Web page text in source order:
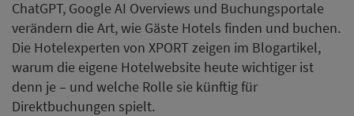
ChatGPT, Google AI Overviews und Buchungsportale
verändern die Art, wie Gäste Hotels finden und buchen.
Die Hotelexperten von XPORT zeigen im Blogartikel,
warum die eigene Hotelwebsite heute wichtiger ist
denn je – und welche Rolle sie künftig für
Direktbuchungen spielt.